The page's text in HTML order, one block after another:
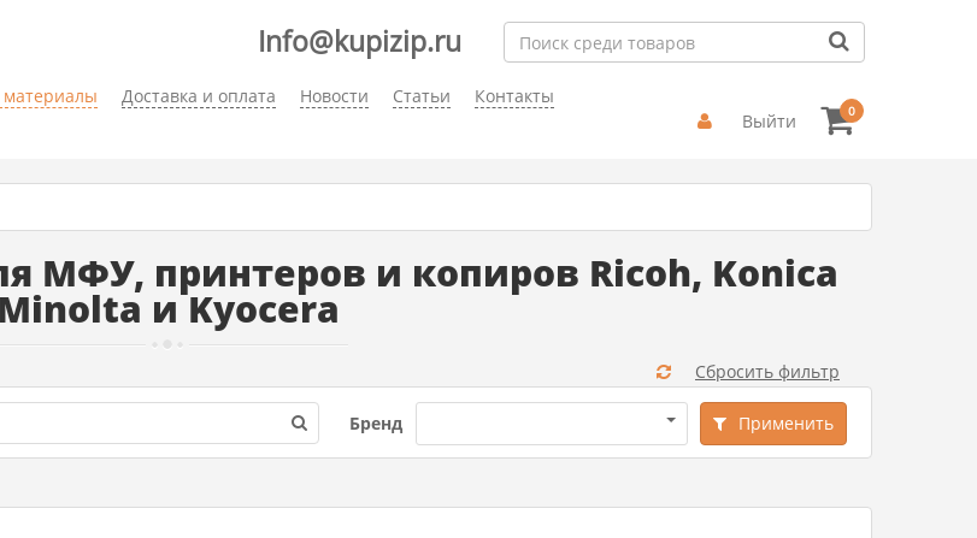
материалы Доставка и оплата Новости Статьи Контакты
Info@kupizip.ru
Выйти 0
МФУ, принтеров и копиров Ricoh, Konica
Minolta и Kyocera
Бренд Применить
Сбросить фильтр